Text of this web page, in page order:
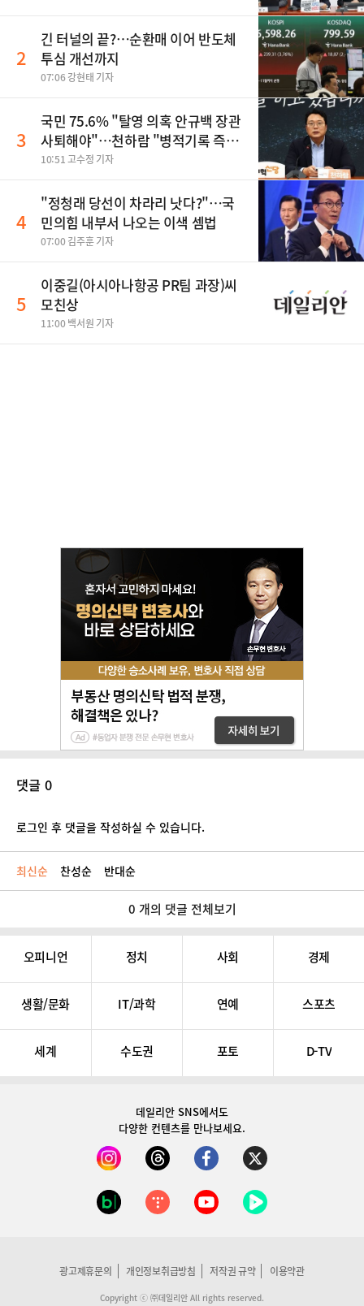
2
긴 터널의 끝?…순환매 이어 반도체
투심 개선까지
07:06 강현태 기자
3
국민 75.6% "탈영 의혹 안규백 장관
사퇴해야"…천하람 "병적기록 즉각
공개하라"
10:51 고수정 기자
4
​"정청래 당선이 차라리 낫다?"…국
민의힘 내부서 나오는 이색 셈법
07:00 김주훈 기자
5
이중길(아시아나항공 PR팀 과장)씨
모친상
11:00 백서원 기자
댓글 0
로그인 후 댓글을 작성하실 수 있습니다.
최신순 찬성순 반대순
0 개의 댓글 전체보기
오피니언 정치 사회 경제
생활/문화 IT/과학 연예 스포츠
세계 수도권 포토 D-TV
데일리안 SNS에서도
다양한 컨텐츠를 만나보세요.
광고제휴문의 개인정보취급방침 저작권 규약 이용약관
Copyright ⓒ ㈜데일리안 All rights reserved.